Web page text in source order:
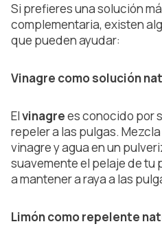
Si prefieres una solución
complementaria, existen
que pueden ayudar:
Vinagre como solución
Elvinagrees conocido por
repeler a las pulgas.
vinagre y agua en un
suavemente el pelaje de tu
a mantener a raya a las
Limón como repelente